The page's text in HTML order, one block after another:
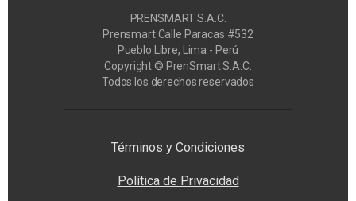
PRENSMART S.A.C.
Prensmart Calle Paracas #532
Pueblo Libre, Lima - Perú
Copyright © PrenSmart S.A.C.
Todos los derechos reservados
Términos y Condiciones
Política de Privacidad